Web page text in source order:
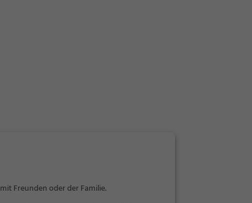
mit Freunden oder der Familie.